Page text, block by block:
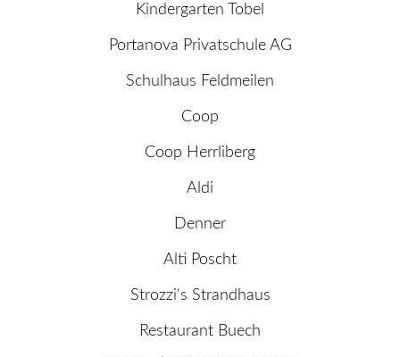
Kindergarten Tobel
Portanova Privatschule AG
Schulhaus Feldmeilen
Coop
Coop Herrliberg
Aldi
Denner
Alti Poscht
Strozzi's Strandhaus
Restaurant Buech